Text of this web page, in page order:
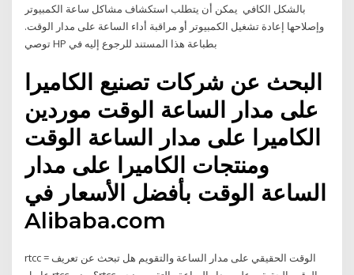
بالشكل الكافي يمكن أن يتطلب استكشاف مشاكل ساعة الكمبيوتر
وإصلاحها إعادة تشغيل الكمبيوتر أو مراقبة أداء الساعة على مدار الوقت.
البحث عن شركات تصنيع الكاميرا
على مدار الساعة الوقت موردين
الكاميرا على مدار الساعة الوقت
ومنتجات الكاميرا على مدار
الساعة الوقت بأفضل الأسعار في
Alibaba.com
rtcc = الوقت الحقيقي على مدار الساعة والتقويم هل تبحث عن تعريف